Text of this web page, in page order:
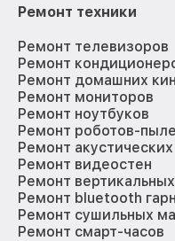
Ремонт техники
Ремонт телевизоров
Ремонт
Ремонт домашних
Ремонт мониторов
Ремонт ноутбуков
Ремонт роботов-
Ремонт
Ремонт видеостен
Ремонт
Ремонт bluetooth
Ремонт сушильных
Ремонт смарт-часов